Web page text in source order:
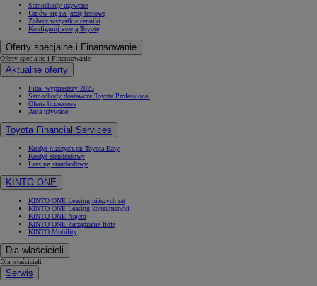
Samochody używane
Umów się na jazdę testową
Zobacz wszystkie cenniki
Konfiguruj swoją Toyotę
Oferty specjalne i Finansowanie
Oferty specjalne i Finansowanie
Aktualne oferty
Finał wyprzedaży 2025
Samochody dostawcze Toyota Professional
Oferta biznesowa
Auta używane
Toyota Financial Services
Kredyt niższych rat Toyota Easy
Kredyt standardowy
Leasing standardowy
KINTO ONE
KINTO ONE Leasing niższych rat
KINTO ONE Leasing konsumencki
KINTO ONE Najem
KINTO ONE Zarządzanie flotą
KINTO Mobility
Dla właścicieli
Dla właścicieli
Serwis